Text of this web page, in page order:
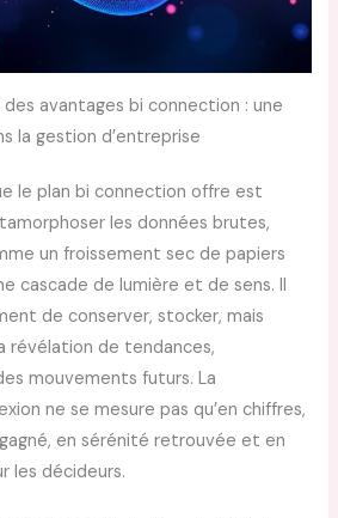
avantages bi connection : une
la gestion d’entreprise
le plan bi connection offre est
les données brutes,
un froissement sec de papiers
cascade de lumière et de sens. Il
de conserver, stocker, mais
révélation de tendances,
mouvements futurs. La
ne se mesure pas qu’en chiffres,
en sérénité retrouvée et en
les décideurs.